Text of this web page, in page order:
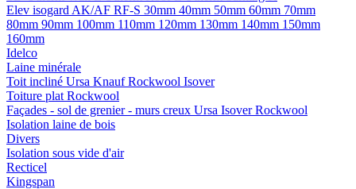
Elev isogard AK/AF RF-S 30mm 40mm 50mm 60mm 70mm
80mm 90mm 100mm 110mm 120mm 130mm 140mm 150mm
160mm
Idelco
Laine minérale
Toit incliné Ursa KnaufRockwool Isover
Toiture plat Rockwool
Façades - sol de grenier - murs creux Ursa IsoverRockwool
Isolation laine de bois
Divers
Isolation sous vide d'air
Recticel
Kingspan